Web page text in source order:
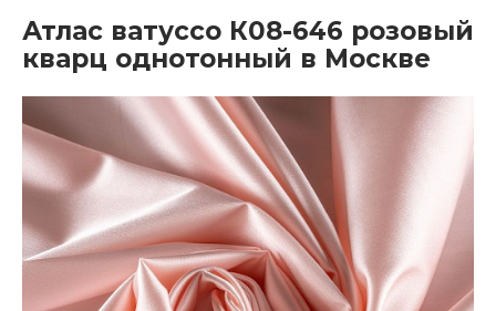
Атлас ватуссо К08-646 розовый
кварц однотонный в Москве